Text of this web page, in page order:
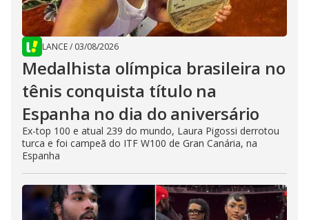
LANCE/ 03/08/2026
Medalhista olímpica brasileira no
tênis conquista título na
Espanha no dia do aniversário
Ex-top 100 e atual 239 do mundo, Laura Pigossi derrotou
turca e foi campeã do ITF W100 de Gran Canária, na
Espanha